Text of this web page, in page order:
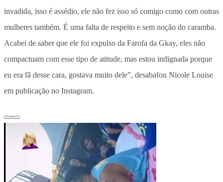
invadida, isso é assédio, ele não fez isso só comigo como com outras
mulheres também. É uma falta de respeito e sem noção do caramba.
Acabei de saber que ele foi expulso da Farofa da Gkay, eles não
compactuam com esse tipo de atitude, mas estou indignada porque
eu era fã desse cara, gostava muito dele”, desabafou Nicole Louise
em publicação no Instagram.